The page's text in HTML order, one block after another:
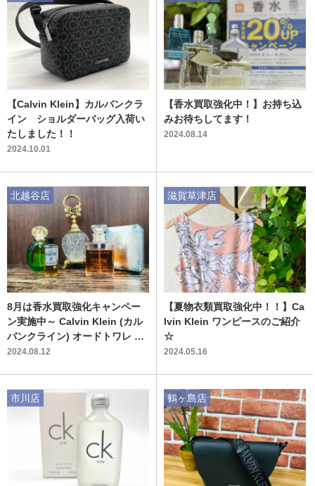
【Calvin Klein】カルバンクラ
イン ショルダーバッグ入荷い
たしました！！
2024.10.01
【香水買取強化中！】お持ち込
みお待ちしてます！
2024.08.14
8月は香水買取強化キャンペー
ン実施中～ Calvin Klein (カル
バンクライン) オードトワレ シ
ーケーエブリワン入荷いたしま
2024.08.12
北越谷店
【夏物衣類買取強化中！！】Ca
lvin Klein ワンピースのご紹介
☆
2024.05.16
滋賀草津店
市川店 鶴ヶ島店